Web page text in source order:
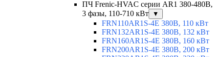
ПЧ Frenic-HVAC серии AR1 380-480В,
3 фазы, 110-710 кВт
▼
FRN110AR1S-4E 380В, 110 кВт
FRN132AR1S-4E 380В, 132 кВт
FRN160AR1S-4E 380В, 160 кВт
FRN200AR1S-4E 380В, 200 кВт